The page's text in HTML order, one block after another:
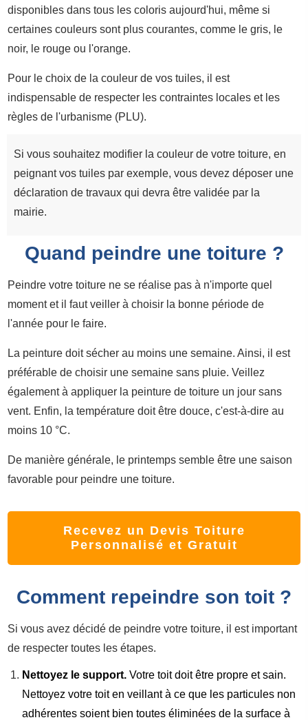
disponibles dans tous les coloris aujourd'hui, même si
certaines couleurs sont plus courantes, comme le gris, le
noir, le rouge ou l'orange.
Pour le choix de la couleur de vos tuiles, il est
indispensable de respecter les contraintes locales et les
règles de l'urbanisme (PLU).
Si vous souhaitez modifier la couleur de votre toiture, en
peignant vos tuiles par exemple, vous devez déposer une
déclaration de travaux qui devra être validée par la
mairie.
Quand peindre une toiture ?
Peindre votre toiture ne se réalise pas à n'importe quel
moment et il faut veiller à choisir la bonne période de
l'année pour le faire.
La peinture doit sécher au moins une semaine. Ainsi, il est
préférable de choisir une semaine sans pluie. Veillez
également à appliquer la peinture de toiture un jour sans
vent. Enfin, la température doit être douce, c'est-à-dire au
moins 10 °C.
De manière générale, le printemps semble être une saison
favorable pour peindre une toiture.
Recevez un Devis Toiture
Personnalisé et Gratuit
Comment repeindre son toit ?
Si vous avez décidé de peindre votre toiture, il est important
de respecter toutes les étapes.
Nettoyez le support. Votre toit doit être propre et sain.
Nettoyez votre toit en veillant à ce que les particules non
adhérentes soient bien toutes éliminées de la surface à